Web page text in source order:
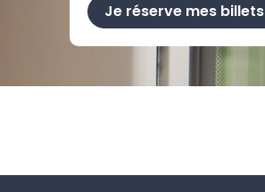
Je réserve mes billets